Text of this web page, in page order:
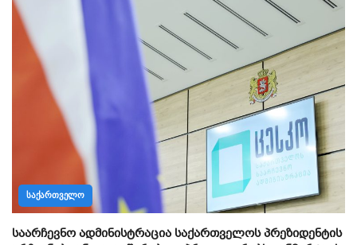
ᲡᲐᲥᲐᲠᲗᲕᲔᲚᲝ
საარჩევნო ადმინისტრაცია საქართველოს პრეზიდენტის